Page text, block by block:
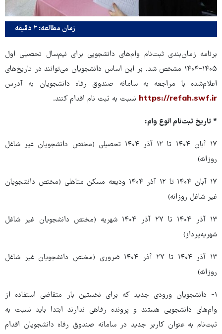
زمان مطالعه: ۲ دقیقه
برنامه‌ زمان‌بندی ثبت‌نام وام‌های دانشجویی برای نیم‌سال تحصیلی اول
۱۴۰۵-۱۴۰۴ مشخص شد. بر این اساس دانشجویان می‌توانند در تاریخ‌های
اعلام‌شده با مراجعه به سامانه صندوق رفاه دانشجویان به آدرس
https://refah.swf.ir نسبت به ثبت نام اقدام کنند.
* تاریخ ثبت‌نام انوع وام:
۱۷ آبان ۱۴۰۴ تا ۱۲ آذر ۱۴۰۴ تحصیلی (مختص دانشجویان غیر شاغل
روزانه)
۱۷ آبان ۱۴۰۴ تا ۱۲ آذر ۱۴۰۴ ودیعه مسکن متاهلی (مختص دانشجویان
غیر شاغل روزانه)
۱۳ آذر ۱۴۰۴ تا ۲۷ آذر ۱۴۰۴ شهریه (مختص دانشجویان غیر شاغل
شهریه‌پرداز)
۱۳ آذر ۱۴۰۴ تا ۲۷ آذر ۱۴۰۴ ضروری (مختص دانشجویان غیر شاغل
روزانه)
۱- دانشجویان ورودی جدید که برای نخستین بار متقاضی استفاده از
وام‌های دانشجویی هستند و پرونده رفاهی ندارند ابتدا باید نسبت به
ثبت‌نام به عنوان کاربر جدید در سامانه صندوق رفاه دانشجویان اقدام